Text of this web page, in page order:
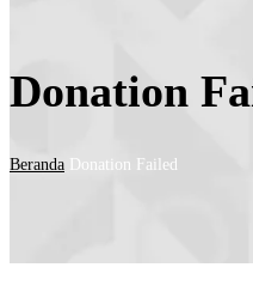
Donation
Beranda Donation Failed